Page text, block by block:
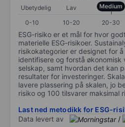
Ubetydelig Lav Medium
0-10
10-20 20-30
ESG-risiko er et mål for hvor
materielle ESG-risikoer.
risikokategorier er designet for
identifisere og forstå økonomisk
selskap, samt hvordan det kan
resultater for investeringer.
lavere plassering på skalen, jo
risiko og 100 tilsvarer maksimal
Last ned metodikk for ESG-
Data levert av
/